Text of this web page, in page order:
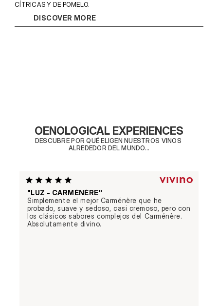
CÍTRICAS Y DE POMELO.
DISCOVER MORE
OENOLOGICAL EXPERIENCES
DESCUBRE POR QUÉ ELIGEN NUESTROS VINOS
ALREDEDOR DEL MUNDO...
"LUZ - CARMÉNÈRE"
Simplemente el mejor Carménère que he
probado, suave y sedoso, casi cremoso, pero con
los clásicos sabores complejos del Carménère.
Absolutamente divino.